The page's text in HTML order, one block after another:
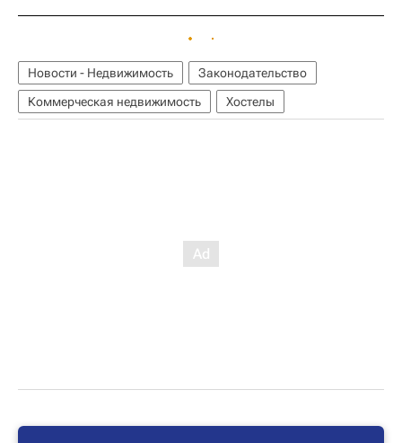
Новости - Недвижимость
Законодательство
Коммерческая недвижимость
Хостелы